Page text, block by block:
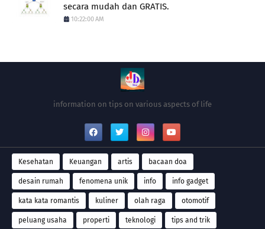
secara mudah dan GRATIS.
10:22:00 AM
information on tips on various aspects of life
Kesehatan Keuangan artis bacaan doa
desain rumah fenomena unik info info gadget
kata kata romantis kuliner olah raga otomotif
peluang usaha properti teknologi tips and trik